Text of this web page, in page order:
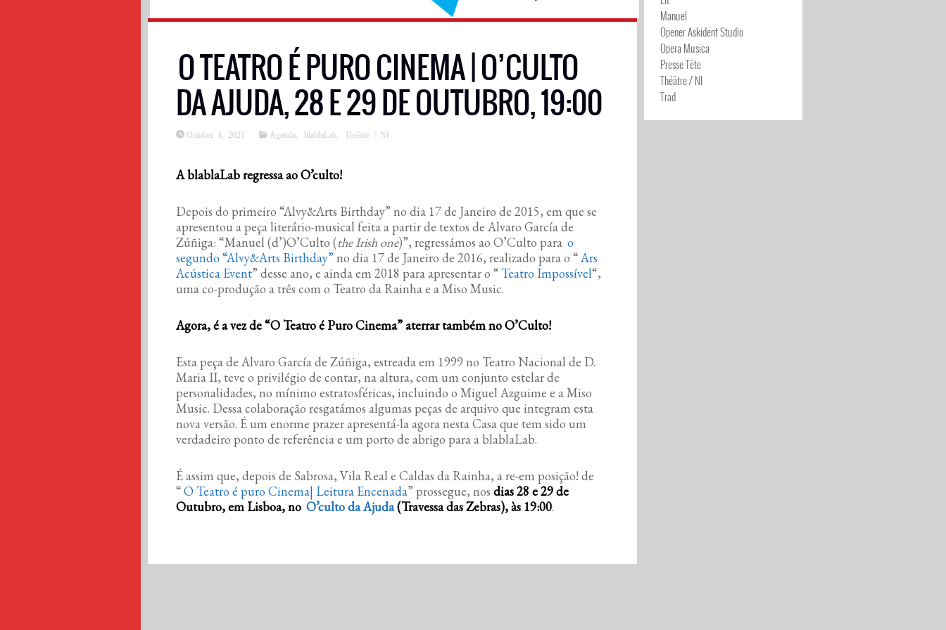
O TEATRO É PURO CINEMA | O’CULTO
DA AJUDA, 28 E 29 DE OUTUBRO, 19:00
October 4, 2021 Agenda blablaLab Théâtre / NI
A blablaLab regressa ao O’culto!
Depois do primeiro “Alvy&Arts Birthday” no dia 17 de Janeiro de 2015, em que se
apresentou a peça literário-musical feita a partir de textos de Alvaro García de
Zúñiga: “Manuel (d’)O’Culto (the Irish one)”, regressámos ao O’Culto para o
segundo “Alvy&Arts Birthday” no dia 17 de Janeiro de 2016, realizado para o “Ars
Acústica Event” desse ano, e ainda em 2018 para apresentar o “ Teatro Impossível“,
uma co-produção a três com o Teatro da Rainha e a Miso Music.
Agora, é a vez de “O Teatro é Puro Cinema” aterrar também no O’Culto!
Esta peça de Alvaro García de Zúñiga, estreada em 1999 no Teatro Nacional de D.
Maria II, teve o privilégio de contar, na altura, com um conjunto estelar de
personalidades, no mínimo estratosféricas, incluindo o Miguel Azguime e a Miso
Music. Dessa colaboração resgatámos algumas peças de arquivo que integram esta
nova versão. É um enorme prazer apresentá-la agora nesta Casa que tem sido um
verdadeiro ponto de referência e um porto de abrigo para a blablaLab.
É assim que, depois de Sabrosa, Vila Real e Caldas da Rainha, a re-em posição! de
“O Teatro é puro Cinema| Leitura Encenada” prossegue, nos dias 28 e 29 de
Outubro, em Lisboa, no O’culto da Ajuda(Travessa das Zebras), às 19:00.
Manuel
Opener Askident Studio
Opera Musica
Presse Tête
Théâtre / NI
Trad